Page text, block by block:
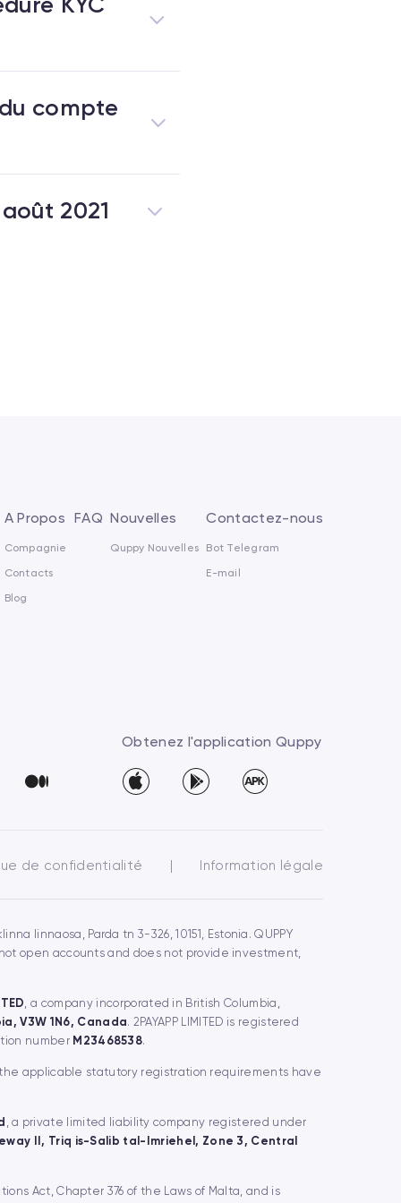
compte
2021
A Propos
Compagnie
Contacts
Blog
FAQ Nouvelles
Quppy Nouvelles
Contactez-nous
Bot Telegram
E-mail
Obtenez l'application Quppy
de confidentialité | Information légale
linnaosa, Parda tn 3-326, 10151, Estonia. QUPPY
open accounts and does not provide investment,
, a company incorporated in British Columbia,
V3W 1N6, Canada. 2PAYAPP LIMITED is registered
number M23468538.
the applicable statutory registration requirements have
, a private limited liability company registered under
II, Triq is-Salib tal-Imriehel, Zone 3, Central
Act, Chapter 376 of the Laws of Malta, and is